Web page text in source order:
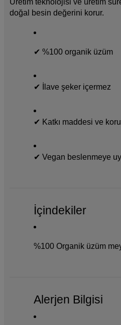
Üretim teknolojisi ve üretim
doğal besin değerini korur.
✔ %100 organik üzüm
✔ İlave şeker içermez
✔ Katkı maddesi ve
✔ Vegan beslenmeye
İçindekiler
%100 Organik üzüm
Alerjen Bilgisi